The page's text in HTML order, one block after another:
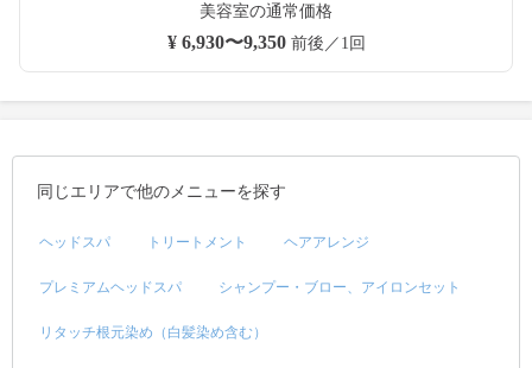
美容室の通常価格
¥ 6,930〜9,350前後／1回
同じエリアで他のメニューを探す
ヘッドスパ トリートメント ヘアアレンジ
プレミアムヘッドスパ シャンプー・ブロー、アイロンセット
リタッチ根元染め（白髪染め含む）